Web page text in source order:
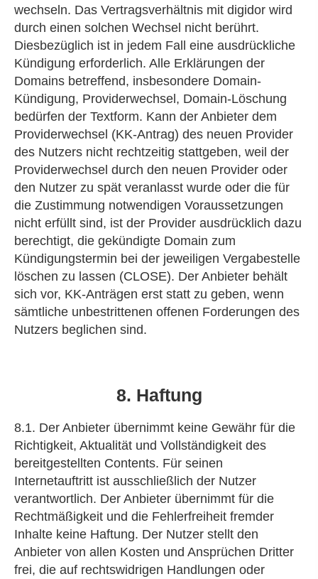
wechseln. Das Vertragsverhältnis mit digidor wird
durch einen solchen Wechsel nicht berührt.
Diesbezüglich ist in jedem Fall eine ausdrückliche
Kündigung erforderlich. Alle Erklärungen der
Domains betreffend, insbesondere Domain-
Kündigung, Providerwechsel, Domain-Löschung
bedürfen der Textform. Kann der Anbieter dem
Providerwechsel (KK-Antrag) des neuen Provider
des Nutzers nicht rechtzeitig stattgeben, weil der
Providerwechsel durch den neuen Provider oder
den Nutzer zu spät veranlasst wurde oder die für
die Zustimmung notwendigen Voraussetzungen
nicht erfüllt sind, ist der Provider ausdrücklich dazu
berechtigt, die gekündigte Domain zum
Kündigungstermin bei der jeweiligen Vergabestelle
löschen zu lassen (CLOSE). Der Anbieter behält
sich vor, KK-Anträgen erst statt zu geben, wenn
sämtliche unbestrittenen offenen Forderungen des
Nutzers beglichen sind.
8. Haftung
8.1. Der Anbieter übernimmt keine Gewähr für die
Richtigkeit, Aktualität und Vollständigkeit des
bereitgestellten Contents. Für seinen
Internetauftritt ist ausschließlich der Nutzer
verantwortlich. Der Anbieter übernimmt für die
Rechtmäßigkeit und die Fehlerfreiheit fremder
Inhalte keine Haftung. Der Nutzer stellt den
Anbieter von allen Kosten und Ansprüchen Dritter
frei, die auf rechtswidrigen Handlungen oder